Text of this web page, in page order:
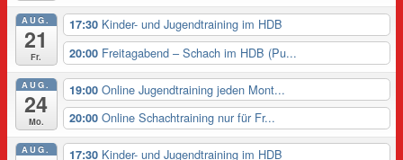
AUG.
21
Fr.
17:30 Kinder- und Jugendtraining im HDB
20:00 Freitagabend – Schach im HDB (Pu...
AUG.
24
Mo.
19:00 Online Jugendtraining jeden Mont...
20:00 Online Schachtraining nur für Fr...
AUG. 17:30 Kinder- und Jugendtraining im HDB